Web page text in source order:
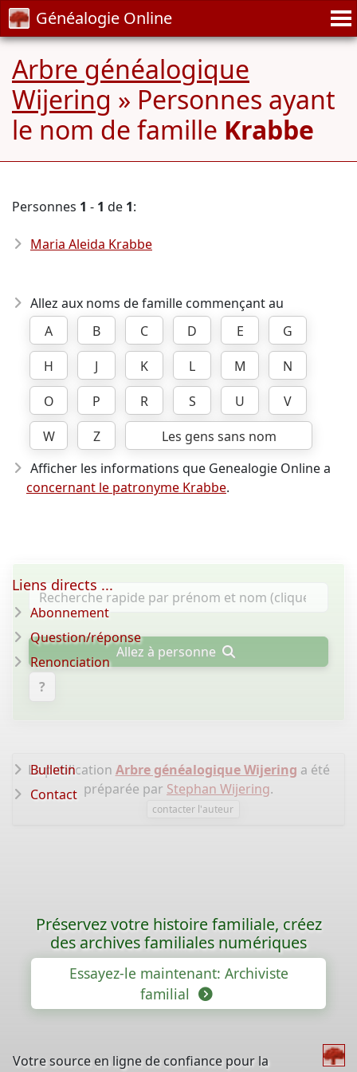
Généalogie Online
Arbre généalogique
Wijering » Personnes ayant
le nom de famille Krabbe
Personnes 1 - 1 de 1:
Maria Aleida Krabbe
Allez aux noms de famille commençant au
A
B C D E
G
H
J K L M
N
O
P R S U
V
W
Z
Les gens sans nom
Afficher les informations que Genealogie Online a
concernant le patronyme Krabbe.
Allez à personne
?
La publication Arbre généalogique Wijering a été
préparée par Stephan Wijering.
contacter l'auteur
Liens directs ...
Abonnement
Question/réponse
Renonciation
Bulletin
Contact
Préservez votre histoire familiale, créez
des archives familiales numériques
Essayez-le maintenant: Archiviste
familial
Votre source en ligne de confiance pour la